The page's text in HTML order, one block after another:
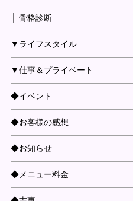
├ 骨格診断
▼ライフスタイル
▼仕事＆プライベート
◆イベント
◆お客様の感想
◆お知らせ
◆メニュー料金